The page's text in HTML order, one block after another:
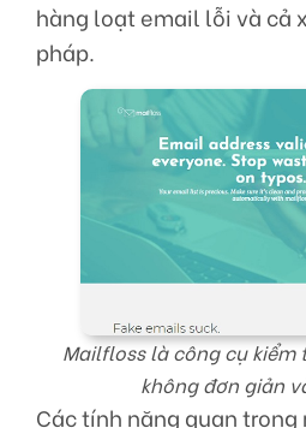
hàng loạt email lỗi và cả
pháp.
Mailfloss là công cụ
không đơn giản
Các tính năng quan